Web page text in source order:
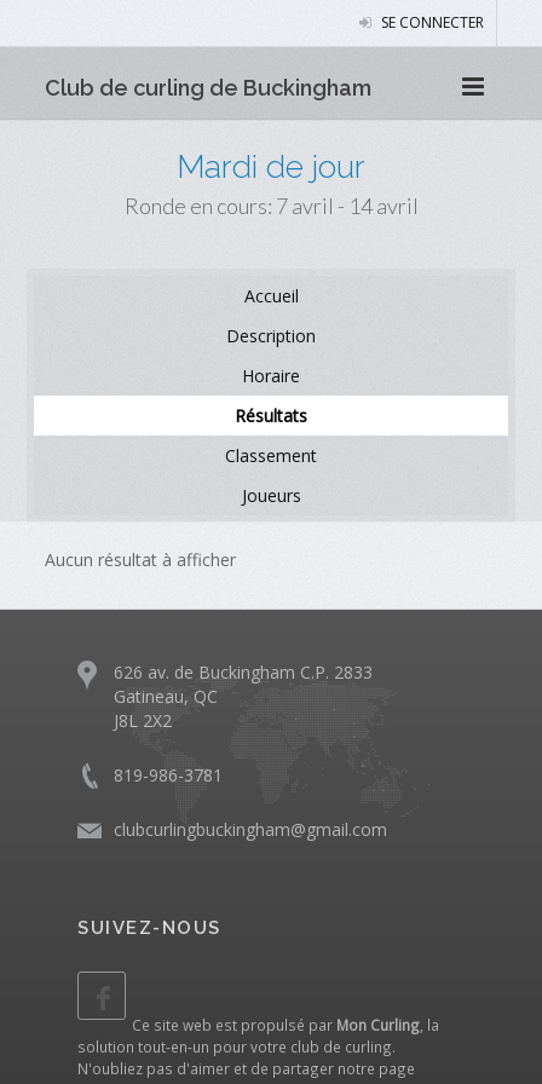
SE CONNECTER
Club de curling de Buckingham
Mardi de jour
Ronde en cours: 7 avril - 14 avril
Accueil
Description
Horaire
Résultats
Classement
Joueurs
Aucun résultat à afficher
626 av. de Buckingham C.P. 2833
Gatineau, QC
J8L 2X2
819-986-3781
clubcurlingbuckingham@gmail.com
SUIVEZ-NOUS
Ce site web est propulsé par Mon Curling, la
solution tout-en-un pour votre club de curling.
N'oubliez pas d'aimer et de partager notre page